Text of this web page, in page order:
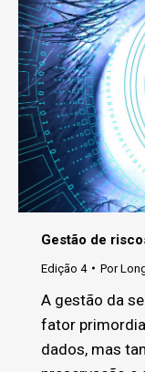
Gestão de
Edição 4 Por
A gestão da
fator
dados, mas